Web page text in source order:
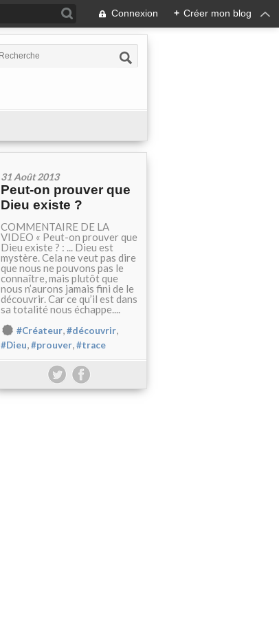
Connexion + Créer mon blog
31 Août 2013
Peut-on prouver que
Dieu existe ?
COMMENTAIRE DE LA
VIDEO « Peut-on prouver que
Dieu existe ? : ... Dieu est
mystère. Cela ne veut pas dire
que nous ne pouvons pas le
connaître, mais plutôt que
nous n’aurons jamais fini de le
découvrir. Car ce qu’il est dans
sa totalité nous échappe....
#Créateur,#découvrir,
#Dieu,#prouver,#trace